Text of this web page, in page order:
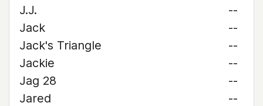
J.J.
--
Jack
--
Jack's Triangle
--
Jackie
--
Jag 28
--
Jared
--